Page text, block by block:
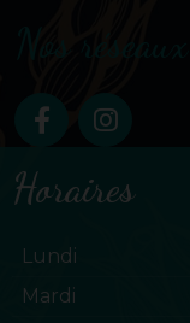
Horaires
Lundi
Mardi